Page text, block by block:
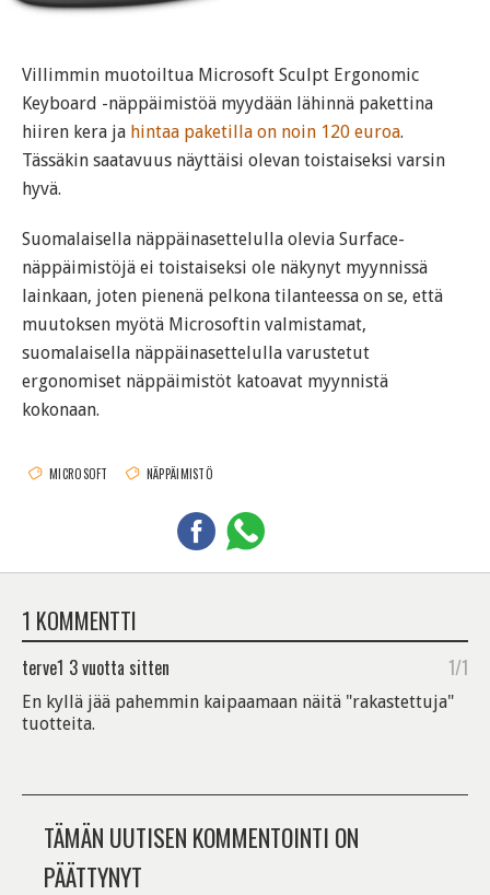
Villimmin muotoiltua Microsoft Sculpt Ergonomic
Keyboard -näppäimistöä myydään lähinnä pakettina
hiiren kera ja hintaa paketilla on noin 120 euroa.
Tässäkin saatavuus näyttäisi olevan toistaiseksi varsin
hyvä.
Suomalaisella näppäinasettelulla olevia Surface-
näppäimistöjä ei toistaiseksi ole näkynyt myynnissä
lainkaan, joten pienenä pelkona tilanteessa on se, että
muutoksen myötä Microsoftin valmistamat,
suomalaisella näppäinasettelulla varustetut
ergonomiset näppäimistöt katoavat myynnistä
kokonaan.
MICROSOFT NÄPPÄIMISTÖ
1 KOMMENTTI
terve1 3 vuotta sitten 1/1
En kyllä jää pahemmin kaipaamaan näitä "rakastettuja"
tuotteita.
TÄMÄN UUTISEN KOMMENTOINTI ON
PÄÄTTYNYT